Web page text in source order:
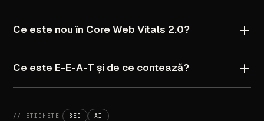
Ce este nou în Core Web Vitals 2.0?
Ce este E-E-A-T și de ce contează?
// ETICHETE SEO AI